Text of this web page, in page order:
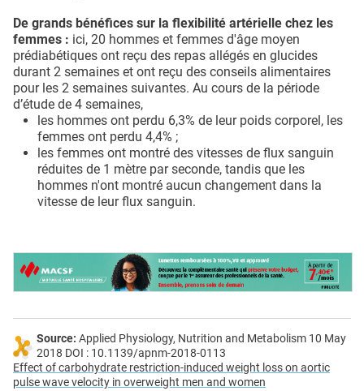
De grands bénéfices sur la flexibilité artérielle chez les
femmes : ici, 20 hommes et femmes d'âge moyen
prédiabétiques ont reçu des repas allégés en glucides
durant 2 semaines et ont reçu des conseils alimentaires
pour les 2 semaines suivantes. Au cours de la période
d’étude de 4 semaines,
les hommes ont perdu 6,3% de leur poids corporel, les
femmes ont perdu 4,4% ;
les femmes ont montré des vitesses de flux sanguin
réduites de 1 mètre par seconde, tandis que les
hommes n'ont montré aucun changement dans la
vitesse de leur flux sanguin.
Source: Applied Physiology, Nutrition and Metabolism 10 May
2018 DOI : 10.1139/apnm-2018-0113
Effect of carbohydrate restriction-induced weight loss on aortic
pulse wave velocity in overweight men and women